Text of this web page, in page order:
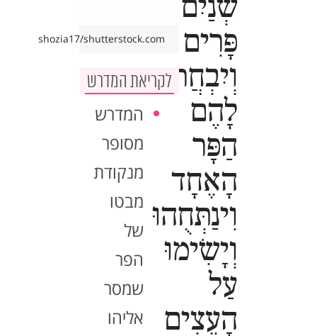
שְׁנַיִם
פָּרִים
וְיִבְחֲרוּ
לָהֶם
הַפָּר
הָאֶחָד
וִינַתְּחֻהוּ
וְיָשִׂימוּ
עַל
הָעֵצִים
shozia17/shutterstock.com
לקריאת המדרש
המדרש
מסופר
מנקודת
מבטו
של
הפר
שמסר
אליהו